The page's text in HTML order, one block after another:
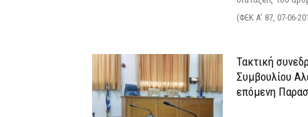
(ΦΕΚ Α’ 87, 07-06-
Τακτική
Συμβουλίου
επόμενη